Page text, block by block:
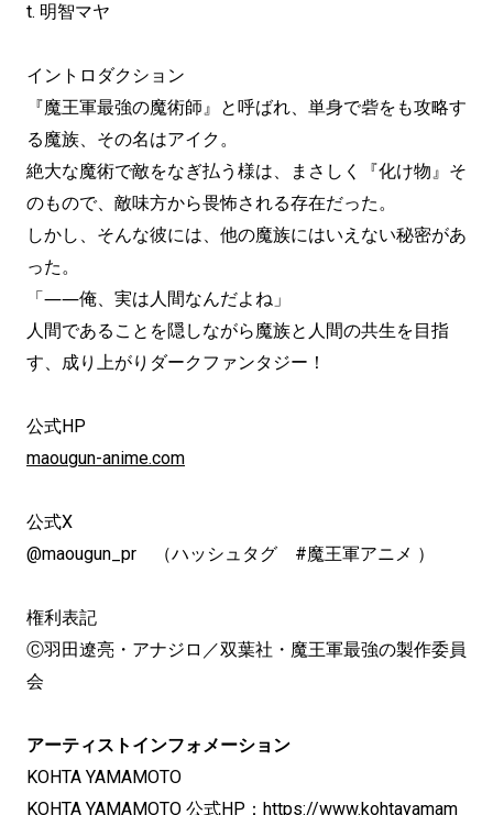
t. 明智マヤ
イントロダクション
『魔王軍最強の魔術師』と呼ばれ、単身で砦をも攻略す
る魔族、その名はアイク。
絶大な魔術で敵をなぎ払う様は、まさしく『化け物』そ
のもので、敵味方から畏怖される存在だった。
しかし、そんな彼には、他の魔族にはいえない秘密があ
った。
「――俺、実は人間なんだよね」
人間であることを隠しながら魔族と人間の共生を目指
す、成り上がりダークファンタジー！
公式HP
maougun-anime.com
公式X
@maougun_pr （ハッシュタグ #魔王軍アニメ ）
権利表記
Ⓒ羽田遼亮・アナジロ／双葉社・魔王軍最強の製作委員
会
アーティストインフォメーション
KOHTA YAMAMOTO
KOHTA YAMAMOTO 公式HP： https://www.kohtayamam